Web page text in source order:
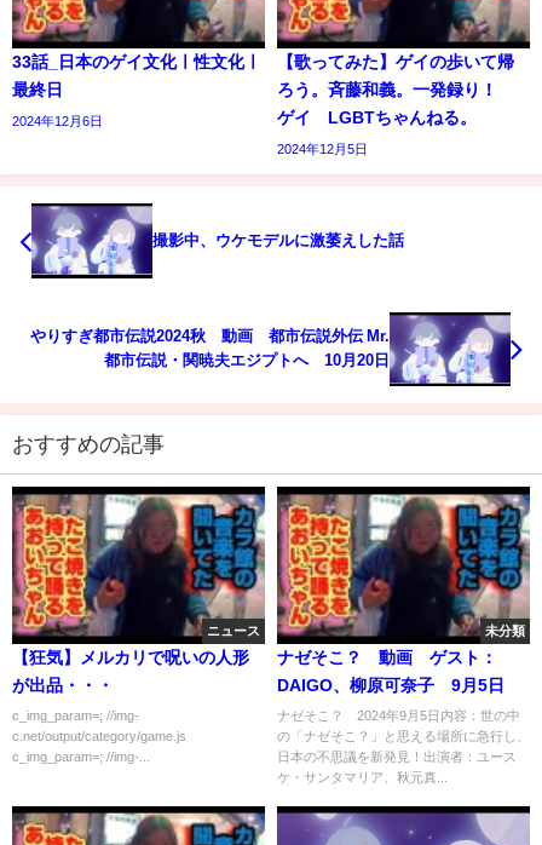
33話_日本のゲイ文化ㅣ性文化ㅣ
最終日
2024年12月6日
【歌ってみた】ゲイの歩いて帰
ろう。斉藤和義。一発録り！
ゲイ LGBTちゃんねる。
2024年12月5日
撮影中、ウケモデルに激萎えした話
やりすぎ都市伝説2024秋 動画 都市伝説外伝 Mr.
都市伝説・関暁夫エジプトへ 10月20日
おすすめの記事
ニュース
【狂気】メルカリで呪いの人形
が出品・・・
c_img_param=; //img-
c.net/output/category/game.js
c_img_param=; //img-...
未分類
ナゼそこ？ 動画 ゲスト：
DAIGO、柳原可奈子 9月5日
ナゼそこ？ 2024年9月5日内容：世の中
の「ナゼそこ？」と思える場所に急行し、
日本の不思議を新発見！出演者：ユース
ケ・サンタマリア、秋元真...